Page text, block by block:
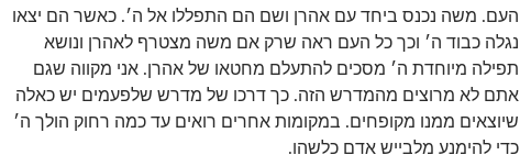
העם. משה נכנס ביחד עם אהרן ושם הם התפללו אל ה׳. כאשר הם יצאו
נגלה כבוד ה׳ וכך כל העם ראה שרק אם משה מצטרף לאהרן ונושא
תפילה מיוחדת ה׳ מסכים להתעלם מחטאו של אהרן. אני מקווה שגם
אתם לא מרוצים מהמדרש הזה. כך דרכו של מדרש שלפעמים יש כאלה
שיוצאים ממנו מקופחים. במקומות אחרים רואים עד כמה רחוק הולך ה׳
כדי להימנע מלבייש אדם כלשהו.